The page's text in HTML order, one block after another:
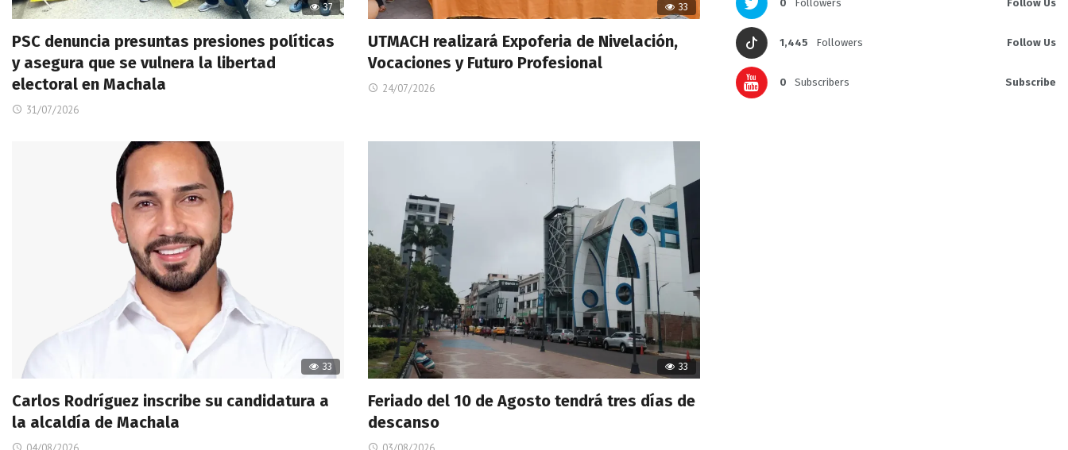
37
PSC denuncia presuntas presiones políticas
y asegura que se vulnera la libertad
electoral en Machala
31/07/2026
33
UTMACH realizará Expoferia de Nivelación,
Vocaciones y Futuro Profesional
24/07/2026
33
Carlos Rodríguez inscribe su candidatura a
la alcaldía de Machala
33
Feriado del 10 de Agosto tendrá tres días de
descanso
0 Followers Follow Us
1,445 Followers Follow Us
0 Subscribers Subscribe